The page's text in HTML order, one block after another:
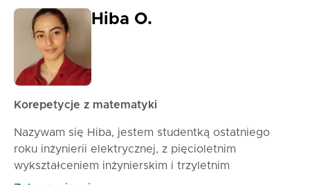
Hiba O.
Korepetycje z matematyki
Nazywam się Hiba, jestem studentką ostatniego
roku inżynierii elektrycznej, z pięcioletnim
wykształceniem inżynierskim i trzyletnim
doświadczeniem jako korepetytorka z matematyki i